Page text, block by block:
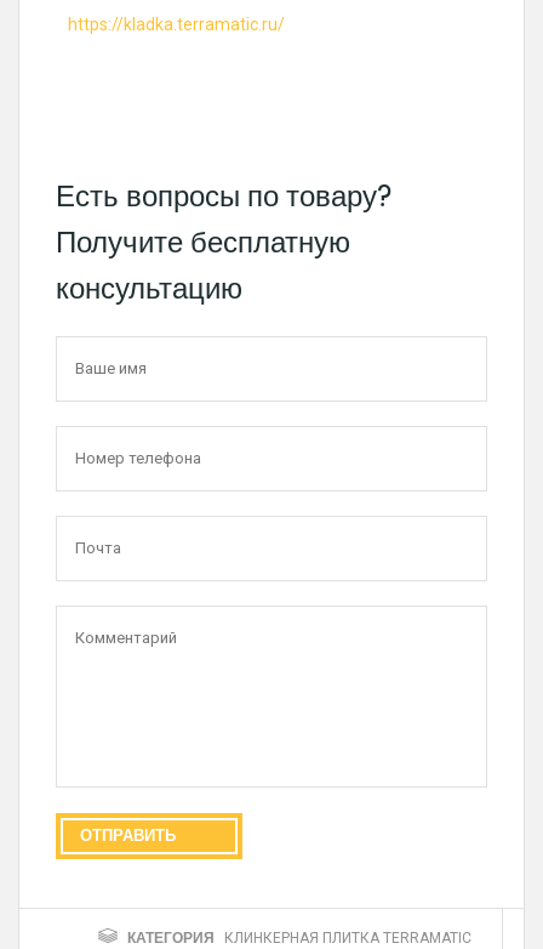
https://kladka.terramatic.ru/
Есть вопросы по товару?
Получите бесплатную
консультацию
КАТЕГОРИЯ КЛИНКЕРНАЯ ПЛИТКА TERRAMATIC